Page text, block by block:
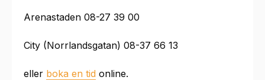
Arenastaden 08-27 39 00
City (Norrlandsgatan) 08-37 66 13
eller boka en tid online.